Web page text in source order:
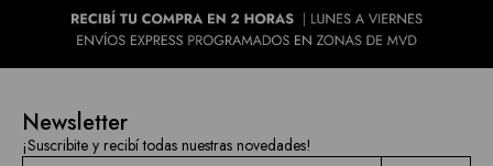
Newsletter
¡Suscribite y recibí todas nuestras novedades!